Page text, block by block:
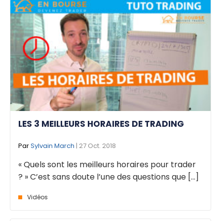
LES 3 MEILLEURS HORAIRES DE TRADING
ParSylvain March | 27 Oct. 2018
« Quels sont les meilleurs horaires pour trader
? » C’est sans doute l’une des questions que [...]
Vidéos